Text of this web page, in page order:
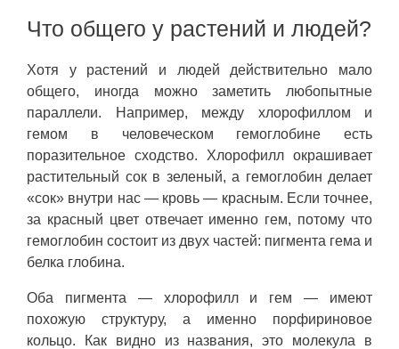
Что общего у растений и людей?
Хотя у растений и людей действительно мало
общего, иногда можно заметить любопытные
параллели. Например, между хлорофиллом и
гемом в человеческом гемоглобине есть
поразительное сходство. Хлорофилл окрашивает
растительный сок в зеленый, а гемоглобин делает
«сок» внутри нас — кровь — красным. Если точнее,
за красный цвет отвечает именно гем, потому что
гемоглобин состоит из двух частей: пигмента гема и
белка глобина.
Оба пигмента — хлорофилл и гем — имеют
похожую структуру, а именно порфириновое
кольцо. Как видно из названия, это молекула в